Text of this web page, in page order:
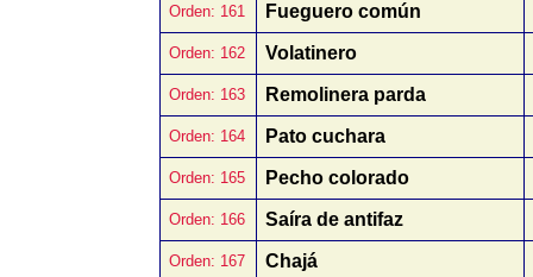
Orden: 161 Fueguero común
Orden: 162 Volatinero
Orden: 163 Remolinera parda
Orden: 164 Pato cuchara
Orden: 165 Pecho colorado
Orden: 166 Saíra de antifaz
Orden: 167 Chajá